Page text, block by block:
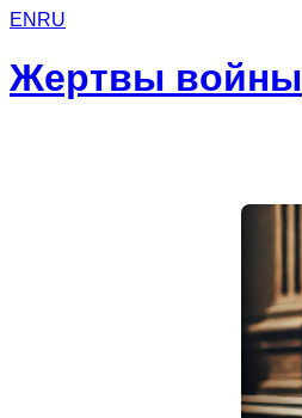
EN RU
Жертвы войны